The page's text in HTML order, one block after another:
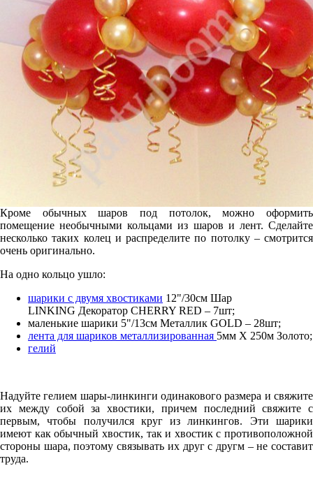
Кроме обычных шаров под потолок, можно оформить
помещение необычными кольцами из шаров и лент. Сделайте
несколько таких колец и распределите по потолку – смотрится
очень оригинально.
На одно кольцо ушло:
шарики с двумя хвостиками 12"/30см Шар
LINKING Декоратор CHERRY RED – 7шт;
маленькие шарики 5"/13см Металлик GOLD – 28шт;
лента для шариков металлизированная 5мм X 250м Золото;
гелий
Надуйте гелием шары-линкинги одинакового размера и свяжите
их между собой за хвостики, причем последний свяжите с
первым, чтобы получился круг из линкингов. Эти шарики
имеют как обычный хвостик, так и хвостик с противоположной
стороны шара, поэтому связывать их друг с другм – не составит
труда.